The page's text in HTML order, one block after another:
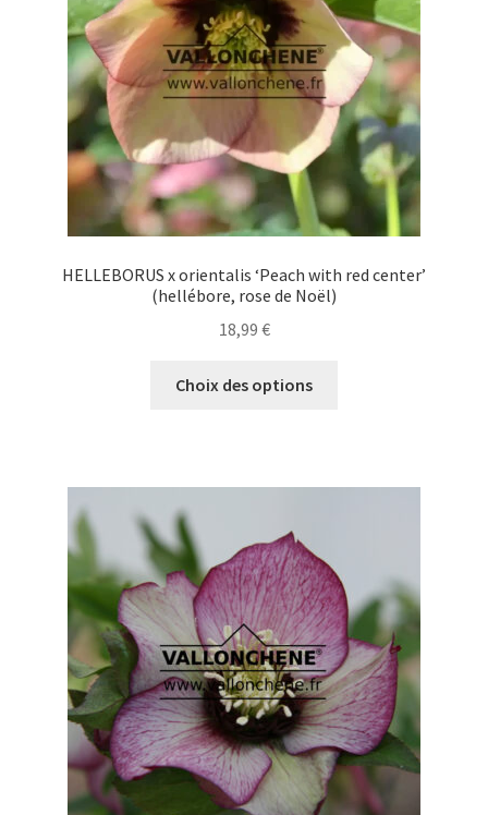
choisies
sur
page
du
produit
HELLEBORUS x orientalis ‘Peach with red center’
(hellébore, rose de Noël)
18,99 €
Choix des options
variations.
être
choisies
sur
la
page
du
produit